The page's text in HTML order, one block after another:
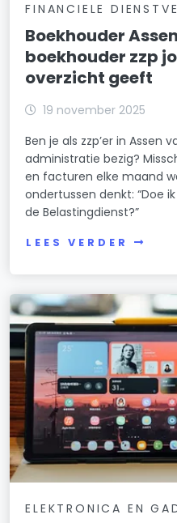
FINANCIELE
Boekhouder
boekhouder zzp
overzicht geeft
19 november 2025
Ben je als zzp’er in Assen
administratie bezig?
en facturen elke maand
ondertussen denkt: “Doe
de Belastingdienst?”
LEES VERDER
ELEKTRONICA EN